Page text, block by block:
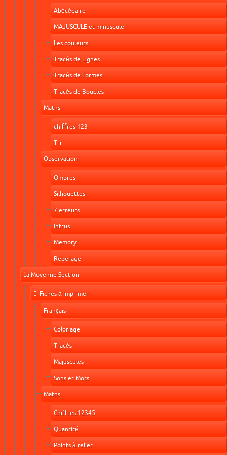
Abécédaire
MAJUSCULE et minuscule
Les couleurs
Tracès de Lignes
Tracès de Formes
Tracés de Boucles
Maths
chiffres 123
Tri
Observation
Ombres
Silhouettes
7 erreurs
Intrus
Memory
Reperage
La Moyenne Section
Fiches à imprimer
Français
Coloriage
Tracés
Majuscules
Sons et Mots
Maths
Chiffres 12345
Quantité
Points à relier